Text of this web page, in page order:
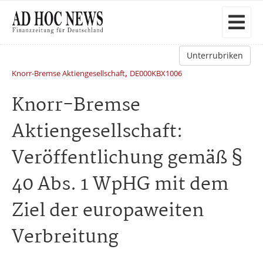
Unterrubriken
Knorr-Bremse Aktiengesellschaft, DE000KBX1006
Knorr-Bremse
Aktiengesellschaft:
Veröffentlichung gemäß §
40 Abs. 1 WpHG mit dem
Ziel der europaweiten
Verbreitung